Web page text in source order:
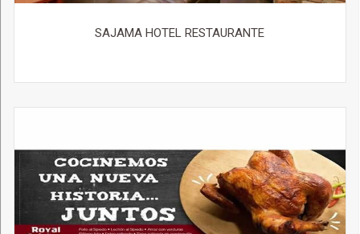
SAJAMA HOTEL RESTAURANTE